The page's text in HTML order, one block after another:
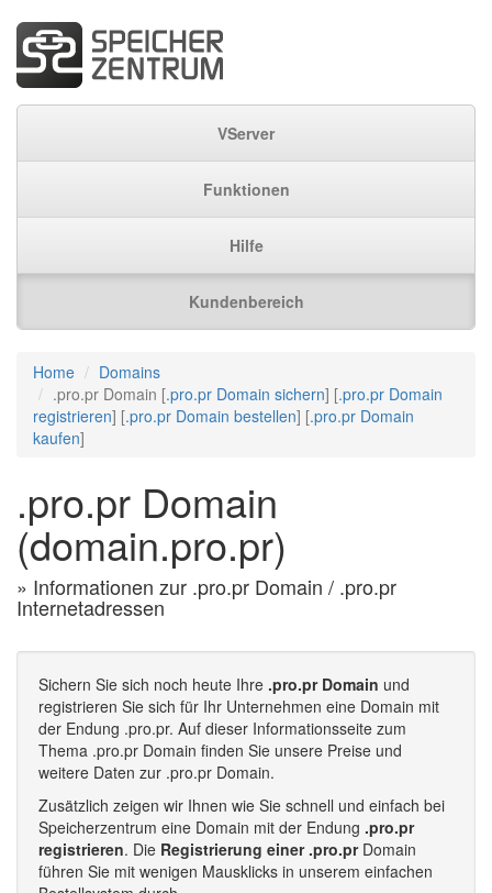
VServer
Funktionen
Hilfe
Kundenbereich
Home
Domains
.pro.pr Domain [.pro.pr Domain sichern] [.pro.pr Domain
registrieren] [.pro.pr Domain bestellen] [.pro.pr Domain
kaufen]
.pro.pr Domain
(domain.pro.pr)
» Informationen zur .pro.pr Domain / .pro.pr
Internetadressen
Sichern Sie sich noch heute Ihre .pro.pr Domain und
registrieren Sie sich für Ihr Unternehmen eine Domain mit
der Endung .pro.pr. Auf dieser Informationsseite zum
Thema .pro.pr Domain finden Sie unsere Preise und
weitere Daten zur .pro.pr Domain.
Zusätzlich zeigen wir Ihnen wie Sie schnell und einfach bei
Speicherzentrum eine Domain mit der Endung .pro.pr
registrieren. Die Registrierung einer .pro.prDomain
führen Sie mit wenigen Mausklicks in unserem einfachen